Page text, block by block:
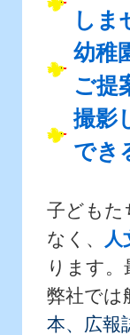
しま
幼稚
ご提
撮影
でき
子どもた
なく、
ります。
弊社では
本、広報